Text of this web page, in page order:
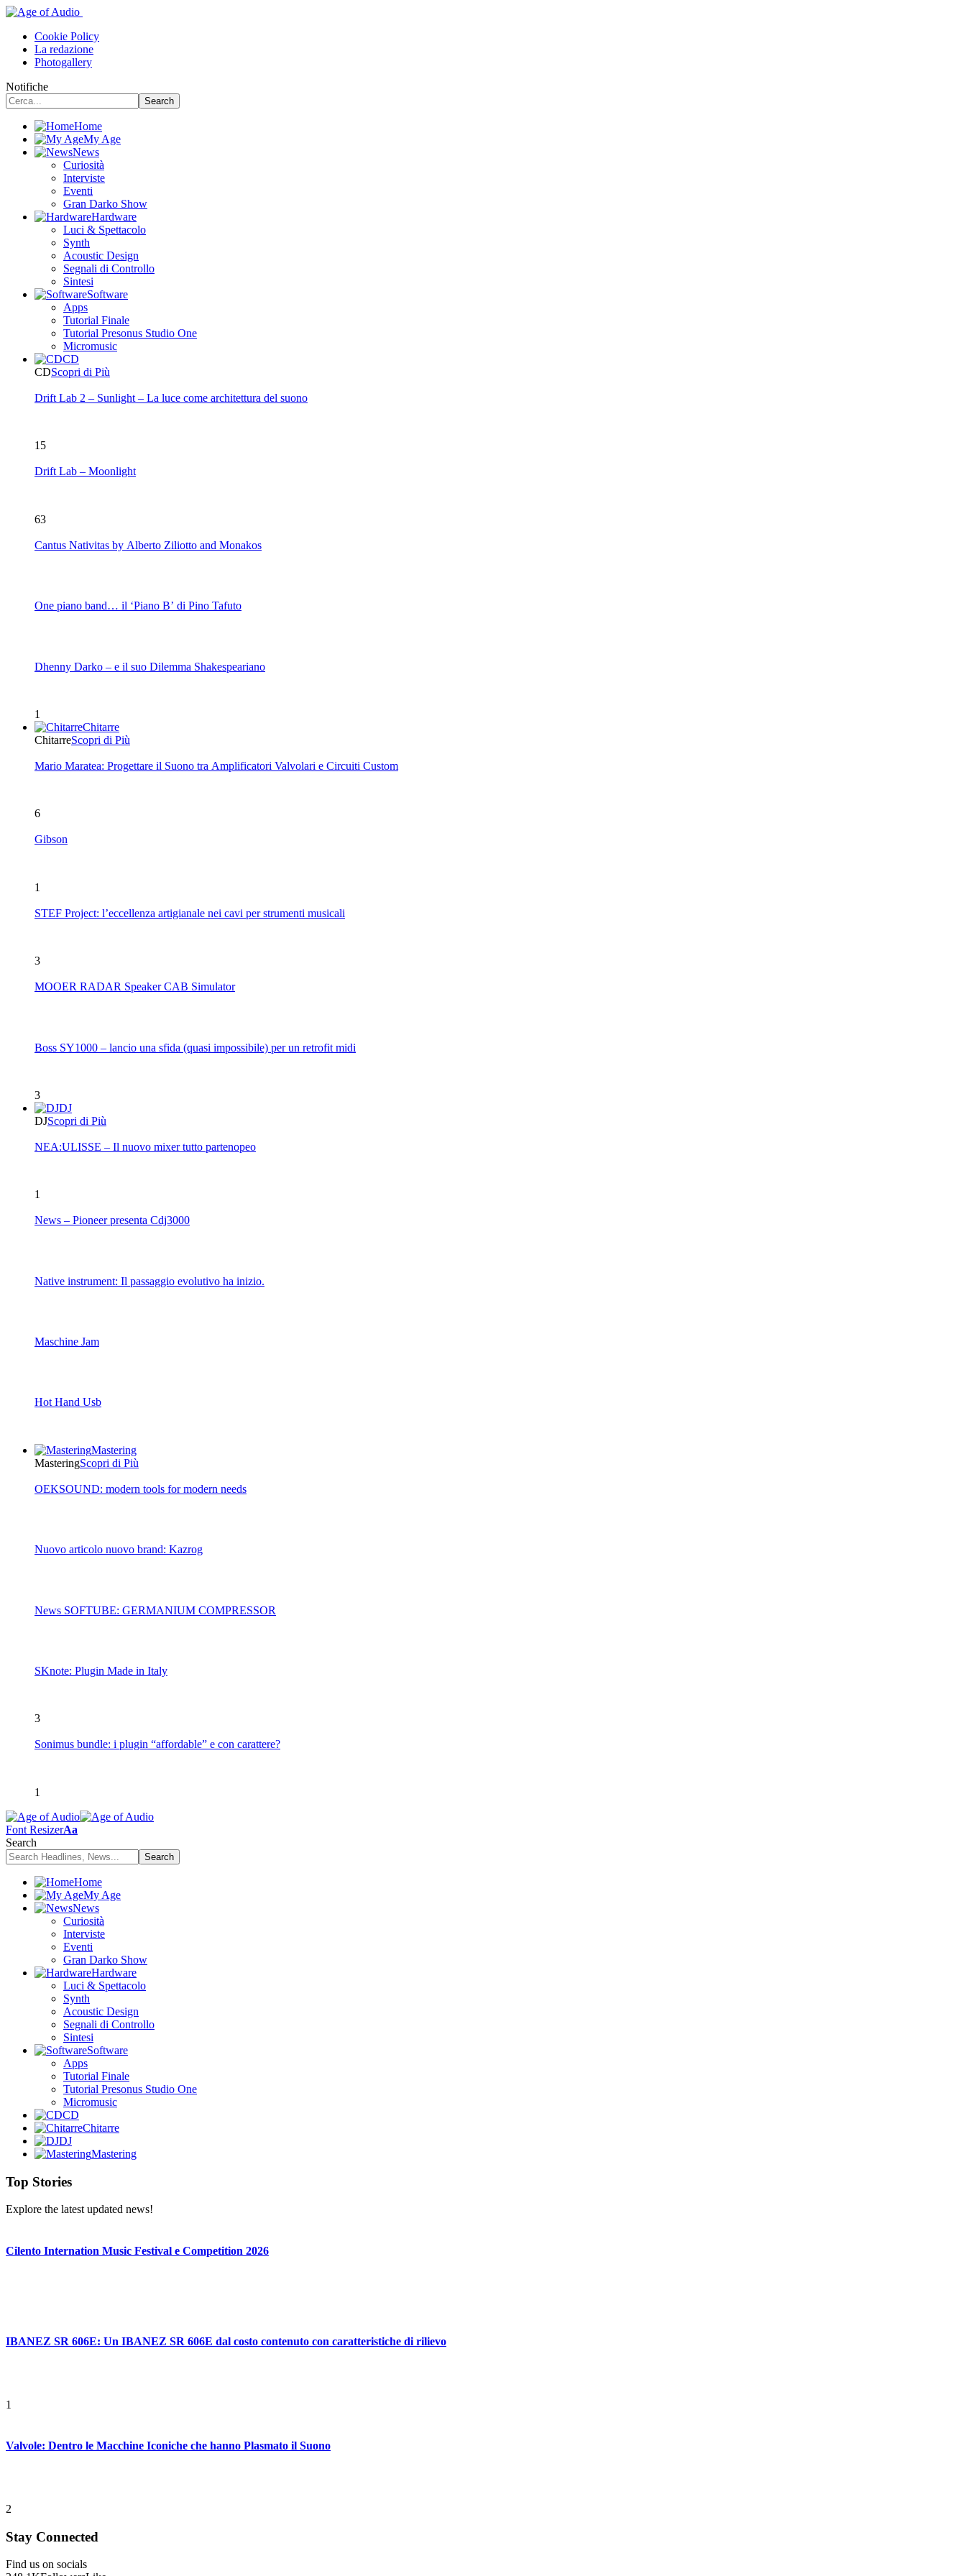
Cookie Policy
La redazione
Photogallery
Notifiche
Home
My Age
News
Curiosità
Interviste
Eventi
Gran Darko Show
Hardware
Luci & Spettacolo
Synth
Acoustic Design
Segnali di Controllo
Sintesi
Software
Apps
Tutorial Finale
Tutorial Presonus Studio One
Micromusic
CD
CDScopri di Più
Drift Lab 2 – Sunlight – La luce come architettura del suono
15
Drift Lab – Moonlight
63
Cantus Nativitas by Alberto Ziliotto and Monakos
One piano band… il ‘Piano B’ di Pino Tafuto
Dhenny Darko – e il suo Dilemma Shakespeariano
1
Chitarre
ChitarreScopri di Più
Mario Maratea: Progettare il Suono tra Amplificatori Valvolari e Circuiti Custom
6
Gibson
1
STEF Project: l’eccellenza artigianale nei cavi per strumenti musicali
3
MOOER RADAR Speaker CAB Simulator
Boss SY1000 – lancio una sfida (quasi impossibile) per un retrofit midi
3
DJ
DJScopri di Più
NEA:ULISSE – Il nuovo mixer tutto partenopeo
1
News – Pioneer presenta Cdj3000
Native instrument: Il passaggio evolutivo ha inizio.
Maschine Jam
Hot Hand Usb
Mastering
MasteringScopri di Più
OEKSOUND: modern tools for modern needs
Nuovo articolo nuovo brand: Kazrog
News SOFTUBE: GERMANIUM COMPRESSOR
SKnote: Plugin Made in Italy
3
Sonimus bundle: i plugin “affordable” e con carattere?
1
Font ResizerAa
Search
Home
My Age
News
Curiosità
Interviste
Eventi
Gran Darko Show
Hardware
Luci & Spettacolo
Synth
Acoustic Design
Segnali di Controllo
Sintesi
Software
Apps
Tutorial Finale
Tutorial Presonus Studio One
Micromusic
CD
Chitarre
DJ
Mastering
Top Stories
Explore the latest updated news!
Cilento Internation Music Festival e Competition 2026
IBANEZ SR 606E: Un IBANEZ SR 606E dal costo contenuto con caratteristiche di rilievo
1
Valvole: Dentro le Macchine Iconiche che hanno Plasmato il Suono
2
Stay Connected
Find us on socials